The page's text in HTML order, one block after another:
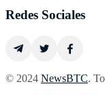
Redes Sociales
© 2024 NewsBTC.